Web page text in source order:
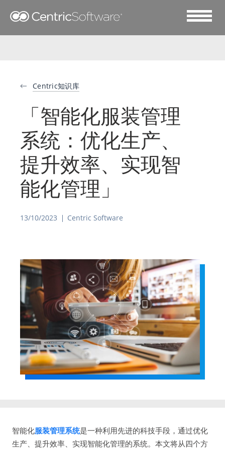
Centric知识库
「智能化服装管理
系统：优化生产、
提升效率、实现智
能化管理」
13/10/2023 Centric Software
智能化服装管理系统是一种利用先进的科技手段，通过优化
生产、提升效率、实现智能化管理的系统。本文将从四个方